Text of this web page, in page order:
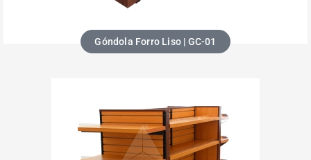
Góndola Forro Liso | GC-01